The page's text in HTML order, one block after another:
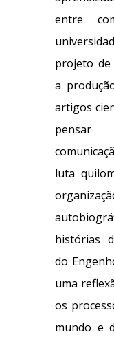
entre
projeto de
a
artigos
pensar
luta
histórias
do
uma
os
mundo e